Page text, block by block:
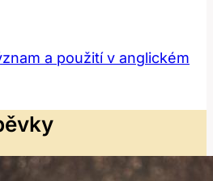
a použití v anglickém